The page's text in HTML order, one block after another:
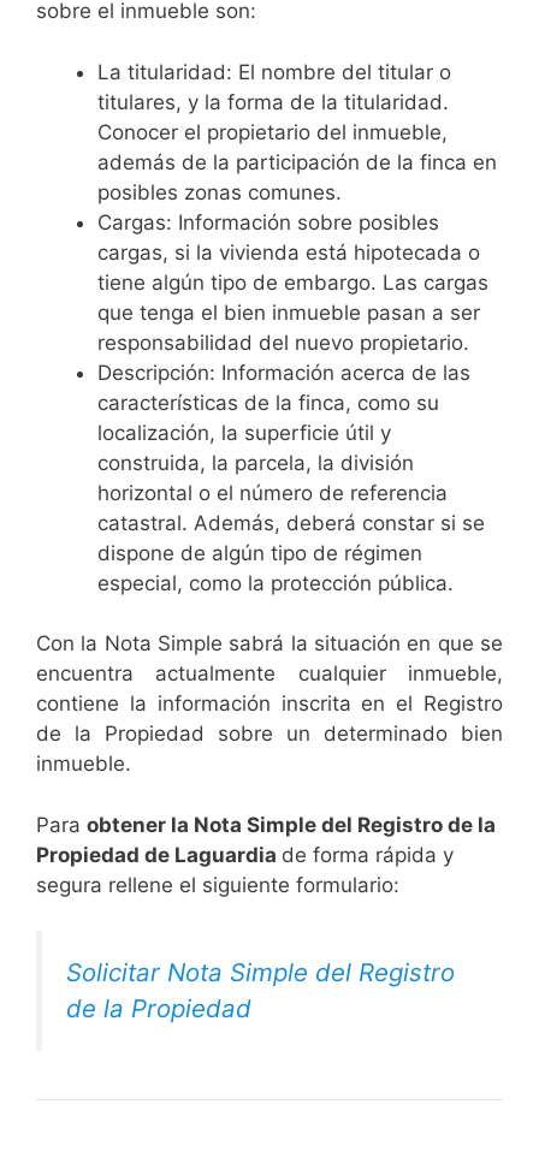
sobre el inmueble son:
La titularidad: El nombre del titular o
titulares, y la forma de la titularidad.
Conocer el propietario del inmueble,
además de la participación de la finca en
posibles zonas comunes.
Cargas: Información sobre posibles
cargas, si la vivienda está hipotecada o
tiene algún tipo de embargo. Las cargas
que tenga el bien inmueble pasan a ser
responsabilidad del nuevo propietario.
Descripción: Información acerca de las
características de la finca, como su
localización, la superficie útil y
construida, la parcela, la división
horizontal o el número de referencia
catastral. Además, deberá constar si se
dispone de algún tipo de régimen
especial, como la protección pública.
Con la Nota Simple sabrá la situación en que se
encuentra actualmente cualquier inmueble,
contiene la información inscrita en el Registro
de la Propiedad sobre un determinado bien
inmueble.
Para obtener la Nota Simple del Registro de la
Propiedad de Laguardia de forma rápida y
segura rellene el siguiente formulario:
Solicitar Nota Simple del Registro
de la Propiedad